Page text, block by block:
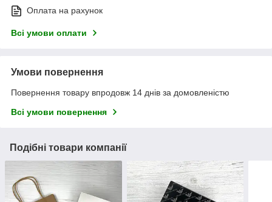
Оплата на рахунок
Всі умови оплати
Умови повернення
Повернення товару впродовж 14 днів за домовленістю
Всі умови повернення
Подібні товари компанії